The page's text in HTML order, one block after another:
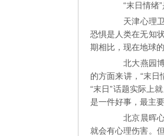
“末日情绪”
天津心理卫
恐惧是人类在无知
期相比，现在地球
北大燕园博
的方面来讲，“末
“末日”话题实际上
是一件好事，最主
北京晨晖心
就会有心理伤害。